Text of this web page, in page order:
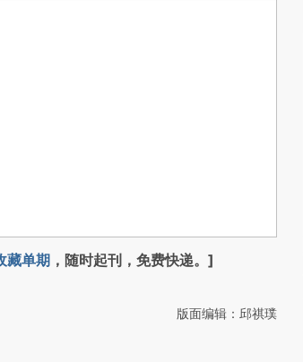
藏单期 ，随时起刊，免费快递。]
版面编辑：邱祺璞